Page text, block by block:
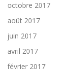
octobre 2017
août 2017
juin 2017
avril 2017
février 2017